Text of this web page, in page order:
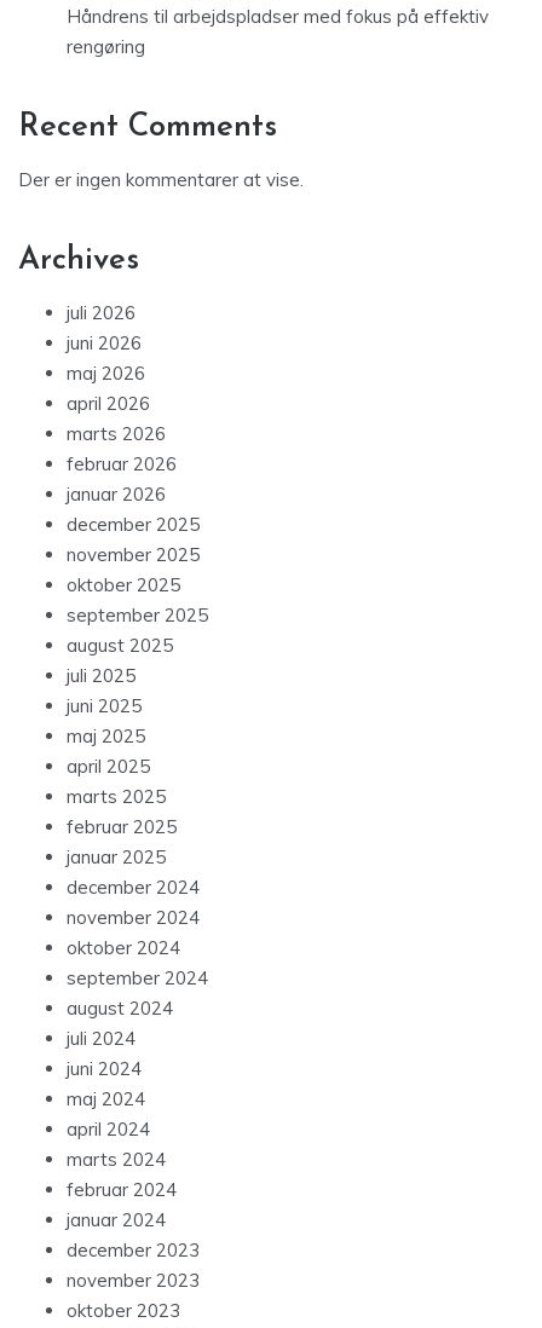
Håndrens til arbejdspladser med fokus på effektiv
rengøring
Recent Comments
Der er ingen kommentarer at vise.
Archives
juli 2026
juni 2026
maj 2026
april 2026
marts 2026
februar 2026
januar 2026
december 2025
november 2025
oktober 2025
september 2025
august 2025
juli 2025
juni 2025
maj 2025
april 2025
marts 2025
februar 2025
januar 2025
december 2024
november 2024
oktober 2024
september 2024
august 2024
juli 2024
juni 2024
maj 2024
april 2024
marts 2024
februar 2024
januar 2024
december 2023
november 2023
oktober 2023